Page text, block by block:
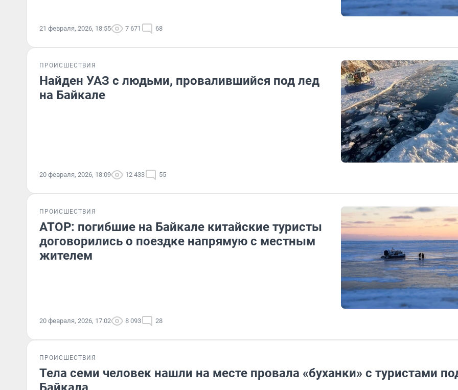
21 февраля, 2026, 18:55 7 671 68
ПРОИСШЕСТВИЯ
Найден УАЗ с людьми, провалившийся под лед
на Байкале
20 февраля, 2026, 18:09 12 433 55
ПРОИСШЕСТВИЯ
АТОР: погибшие на Байкале китайские туристы
договорились о поездке напрямую с местным
жителем
20 февраля, 2026, 17:02 8 093 28
ПРОИСШЕСТВИЯ
Тела семи человек нашли на месте провала «буханки» с туристами